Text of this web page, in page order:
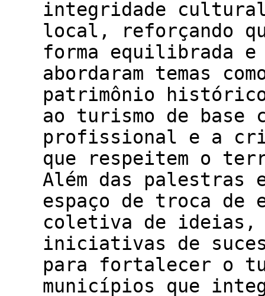
integridade
local, reforçando
forma equilibrada e
abordaram temas
patrimônio
ao turismo de
profissional e a
que respeitem o
Além das
espaço de troca de
coletiva de ideias,
iniciativas de
para fortalecer o
municípios que